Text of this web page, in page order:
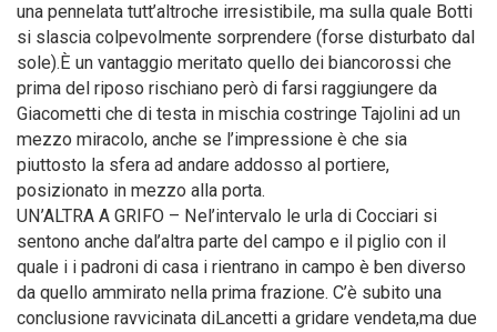
una pennelata tutt’altroche irresistibile, ma sulla quale Botti
si slascia colpevolmente sorprendere (forse disturbato dal
sole).È un vantaggio meritato quello dei biancorossi che
prima del riposo rischiano però di farsi raggiungere da
Giacometti che di testa in mischia costringe Tajolini ad un
mezzo miracolo, anche se l’impressione è che sia
piuttosto la sfera ad andare addosso al portiere,
posizionato in mezzo alla porta.
UN’ALTRA A GRIFO – Nel’intervalo le urla di Cocciari si
sentono anche dal’altra parte del campo e il piglio con il
quale i i padroni di casa i rientrano in campo è ben diverso
da quello ammirato nella prima frazione. C’è subito una
conclusione ravvicinata diLancetti a gridare vendeta,ma due